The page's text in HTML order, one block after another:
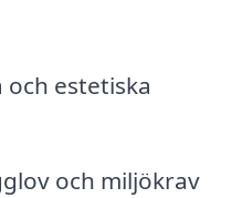
estetiska
och miljökrav